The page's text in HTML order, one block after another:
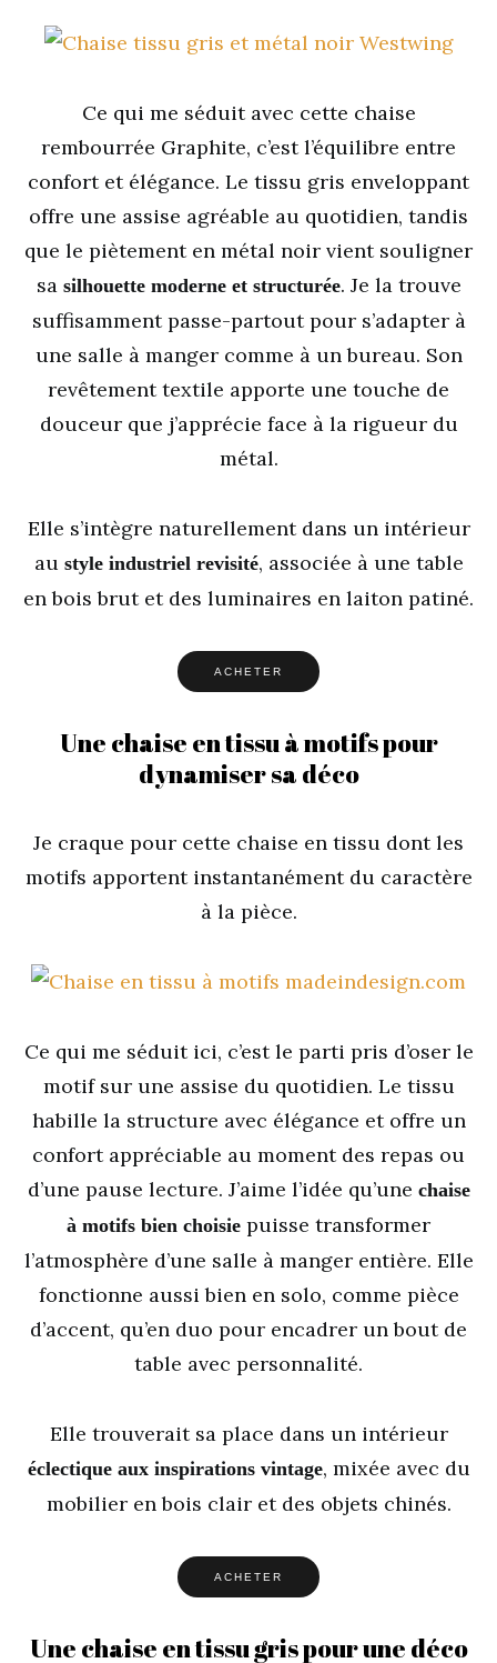
Ce qui me séduit avec cette chaise
rembourrée Graphite, c’est l’équilibre entre
confort et élégance. Le tissu gris enveloppant
offre une assise agréable au quotidien, tandis
que le piètement en métal noir vient souligner
sa silhouette moderne et structurée. Je la trouve
suffisamment passe-partout pour s’adapter à
une salle à manger comme à un bureau. Son
revêtement textile apporte une touche de
douceur que j’apprécie face à la rigueur du
métal.
Elle s’intègre naturellement dans un intérieur
au style industriel revisité, associée à une table
en bois brut et des luminaires en laiton patiné.
ACHETER
Une chaise en tissu à motifs pour
dynamiser sa déco
Je craque pour cette chaise en tissu dont les
motifs apportent instantanément du caractère
à la pièce.
Ce qui me séduit ici, c’est le parti pris d’oser le
motif sur une assise du quotidien. Le tissu
habille la structure avec élégance et offre un
confort appréciable au moment des repas ou
d’une pause lecture. J’aime l’idée qu’une chaise
à motifs bien choisie puisse transformer
l’atmosphère d’une salle à manger entière. Elle
fonctionne aussi bien en solo, comme pièce
d’accent, qu’en duo pour encadrer un bout de
table avec personnalité.
Elle trouverait sa place dans un intérieur
éclectique aux inspirations vintage, mixée avec du
mobilier en bois clair et des objets chinés.
ACHETER
Une chaise en tissu gris pour une déco